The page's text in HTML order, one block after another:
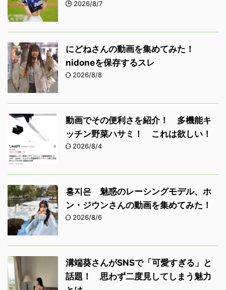
2026/8/7
にどねさんの動画を集めてみた！
nidoneを保存するスレ
2026/8/8
動画でその便利さを紹介！ 多機能キ
ッチン野菜ハサミ！ これは欲しい！
2026/8/4
홍지은 魅惑のレーシングモデル、ホ
ン・ジウンさんの動画を集めてみた！
2026/8/6
溝端葵さんがSNSで「可愛すぎる」と
話題！ 思わず二度見してしまう魅力